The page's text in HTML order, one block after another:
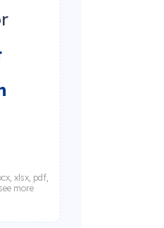
xlsx, pdf,
more